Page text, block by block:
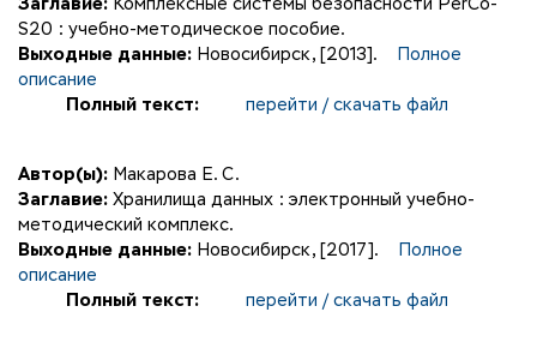
Заглавие: Комплексные системы безопасности PerCo-
S20 : учебно-методическое пособие.
Выходные данные: Новосибирск, [2013].
Полное
описание
Полный текст:
перейти / скачать файл
Автор(ы): Макарова Е. С.
Заглавие: Хранилища данных : электронный учебно-
методический комплекс.
Выходные данные: Новосибирск, [2017].
Полное
описание
Полный текст:
перейти / скачать файл